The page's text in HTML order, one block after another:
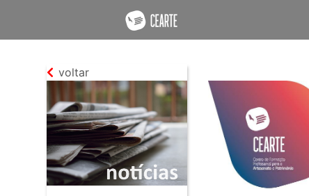
voltar